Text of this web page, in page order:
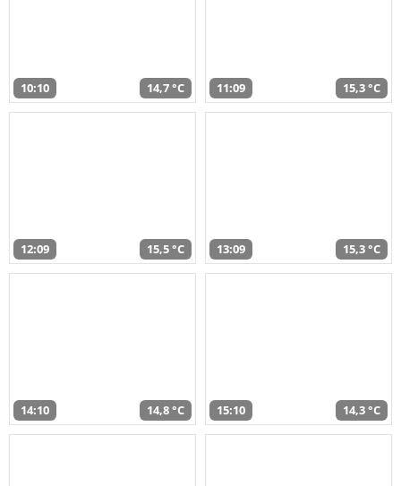
10:10 14,7 °C 11:09 15,3 °C
12:09 15,5 °C 13:09 15,3 °C
14:10 14,8 °C 15:10 14,3 °C